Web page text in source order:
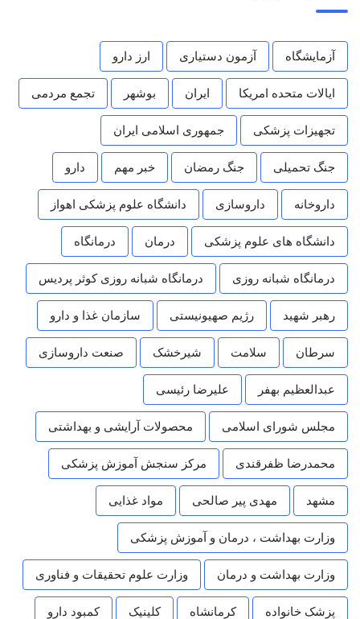
آزمایشگاه آزمون دستیاری ارز دارو
ایالات متحده امریکا ایران بوشهر تجمع مردمی
تجهیزات پزشکی جمهوری اسلامی ایران
جنگ تحمیلی جنگ رمضان خبر مهم دارو
داروخانه داروسازی دانشگاه علوم پزشکی اهواز
دانشگاه های علوم پزشکی درمان درمانگاه
درمانگاه شبانه روزی درمانگاه شبانه روزی کوثر پردیس
رهبر شهید رژیم صهیونیستی سازمان غذا و دارو
سرطان سلامت شیرخشک صنعت داروسازی
عبدالعظیم بهفر علیرضا رئیسی
مجلس شورای اسلامی محصولات آرایشی و بهداشتی
محمدرضا ظفرقندی مرکز سنجش آموزش پزشکی
مشهد مهدی پیر صالحی مواد غذایی
وزارت بهداشت ، درمان و آموزش پزشکی
وزارت بهداشت و درمان وزارت علوم تحقیقات و فناوری
پزشک خانواده کرمانشاه کلینیک کمبود دارو